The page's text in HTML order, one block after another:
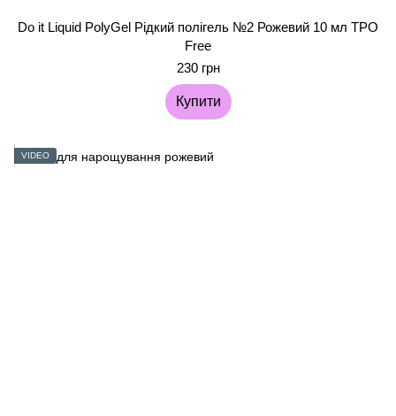
Do it Liquid PolyGel Рідкий полігель №2 Рожевий 10 мл TPO
Free
230 грн
Купити
VIDEO